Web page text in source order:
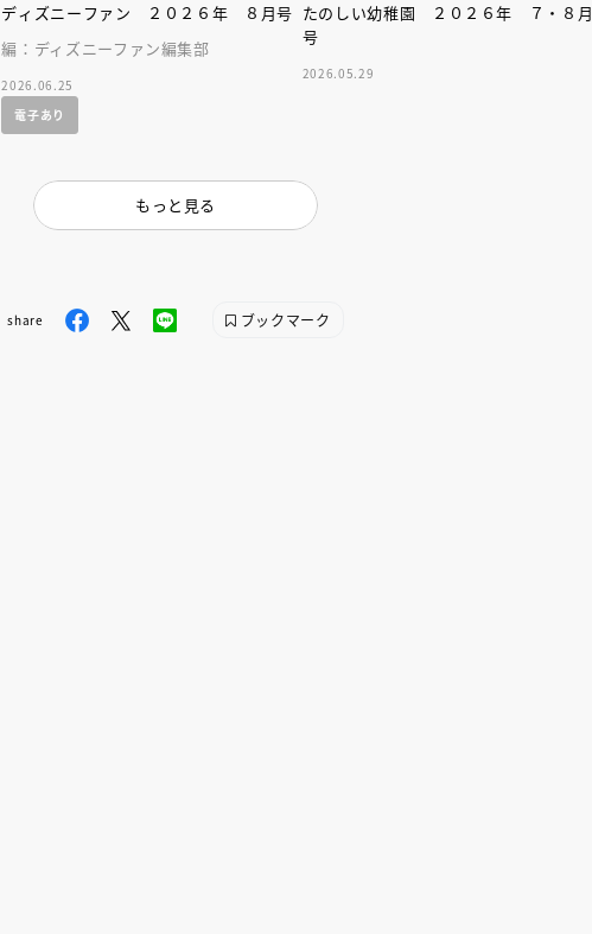
ディズニーファン ２０２６年 ８月号
編：ディズニーファン編集部
2026.06.25
電子あり
たのしい幼稚園 ２０２６年 ７・８月
号
2026.05.29
もっと見る
share ブックマーク
会員限定 オンライン
【アーカイブ配信中】講談社絵本新
人賞オンラインセミナー 受賞作家
と担当編集者が語る「絵本創作実践
講座」
応募締切
会員限定 オンライン